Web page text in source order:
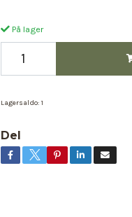
På lager
Lagersaldo: 1
Del